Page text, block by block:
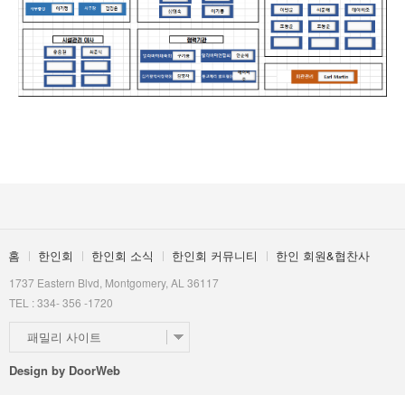
홈 한인회 한인회 소식 한인회 커뮤니티 한인 회원&협찬사
1737 Eastern Blvd, Montgomery, AL 36117
TEL : 334- 356 -1720
패밀리 사이트
Design by DoorWeb
한인 회원&협찬사